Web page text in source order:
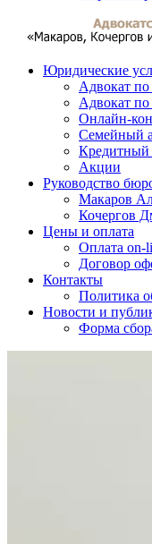
Юридические
Адвокат по
Адвокат
Онлайн-
Семейный
Кредитный
Акции
Руководство
Макаров
Кочергов
Цены и оплата
Оплата on-
Договор
Контакты
Политика
Новости и
Форма